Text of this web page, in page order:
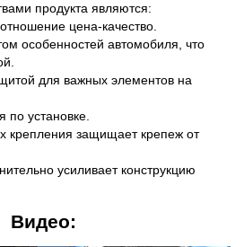
продукта являются:
цена-качество.
особенностей автомобиля, что
для важных элементов на
по установке.
крепления защищает крепеж от
усиливает конструкцию
Видео: